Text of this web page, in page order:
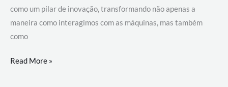
como um pilar de inovação, transformando não apenas a
maneira como interagimos com as máquinas, mas também
como
Desenvolvimento
Read More »